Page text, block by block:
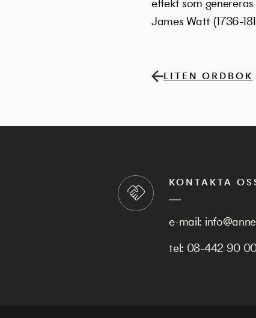
effekt som
James Watt (1736-
LITEN ORDBOK
KONTAKTA
e-mail:
tel: 08-442 90